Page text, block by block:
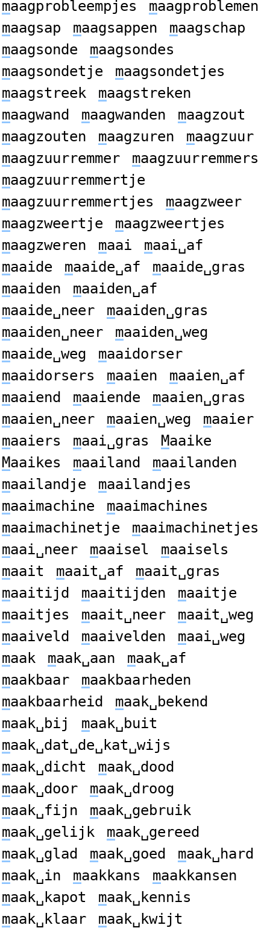
maagprobleempjes maagproblemen
maagsap maagsappen maagschap
maagsonde maagsondes
maagsondetje maagsondetjes
maagstreek maagstreken
maagwand maagwanden maagzout
maagzouten maagzuren maagzuur
maagzuurremmer maagzuurremmers
maagzuurremmertje
maagzuurremmertjes maagzweer
maagzweertje maagzweertjes
maagzweren maai maai␣af
maaide maaide␣af maaide␣gras
maaiden maaiden␣af
maaide␣neer maaiden␣gras
maaiden␣neer maaiden␣weg
maaide␣weg maaidorser
maaidorsers maaien maaien␣af
maaiend maaiende maaien␣gras
maaien␣neer maaien␣weg maaier
maaiers maai␣gras Maaike
Maaikes maailand maailanden
maailandje maailandjes
maaimachine maaimachines
maaimachinetje maaimachinetjes
maai␣neer maaisel maaisels
maait maait␣af maait␣gras
maaitijd maaitijden maaitje
maaitjes maait␣neer maait␣weg
maaiveld maaivelden maai␣weg
maak maak␣aan maak␣af
maakbaar maakbaarheden
maakbaarheid maak␣bekend
maak␣bij maak␣buit
maak␣dat␣de␣kat␣wijs
maak␣dicht maak␣dood
maak␣door maak␣droog
maak␣fijn maak␣gebruik
maak␣gelijk maak␣gereed
maak␣glad maak␣goed maak␣hard
maak␣in maakkans maakkansen
maak␣kapot maak␣kennis
maak␣klaar maak␣kwijt